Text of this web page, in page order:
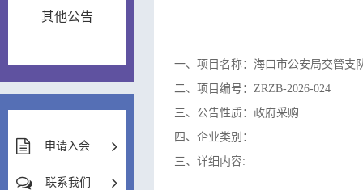
其他公告
申请入会
联系我们
一、项目名称：海口市公安局交管支
二、项目编号：ZRZB-2026-024
三、公告性质：政府采购
四、企业类别：
三、详细内容: